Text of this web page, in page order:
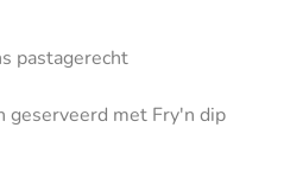
pastagerecht
geserveerd met Fry'n dip